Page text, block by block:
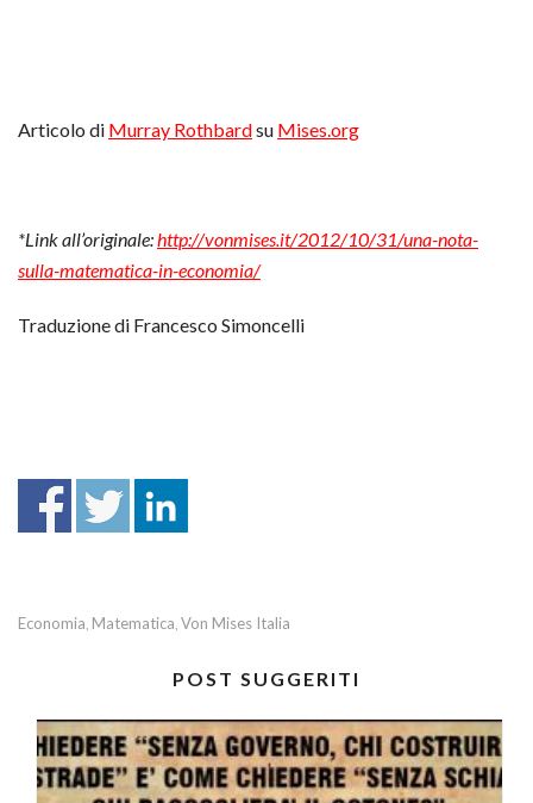
Articolo di Murray Rothbardsu Mises.org
*Link all’originale: http://vonmises.it/2012/10/31/una-nota-
sulla-matematica-in-economia/
Traduzione di Francesco Simoncelli
Economia Matematica Von Mises Italia
POST SUGGERITI